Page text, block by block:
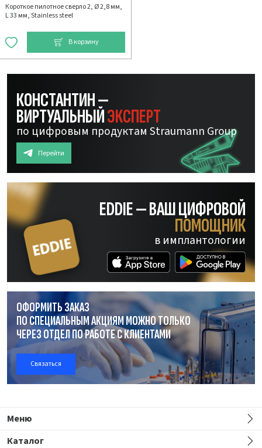
Короткое пилотное сверло 2, Ø 2,8 мм,
L 33 мм, Stainless steel
В корзину
КОНСТАНТИН —
ВИРТУАЛЬНЫЙЭКСПЕРТ
по цифровым продуктам Straumann Group
Перейти
EDDIE — ВАШ ЦИФРОВОЙ
ПОМОЩНИК
в имплантологии
ОФОРМИТЬ ЗАКАЗ
ПО СПЕЦИАЛЬНЫМ АКЦИЯМ МОЖНО ТОЛЬКО
ЧЕРЕЗ ОТДЕЛПО РАБОТЕС КЛИЕНТАМИ
Связаться
Меню
Каталог